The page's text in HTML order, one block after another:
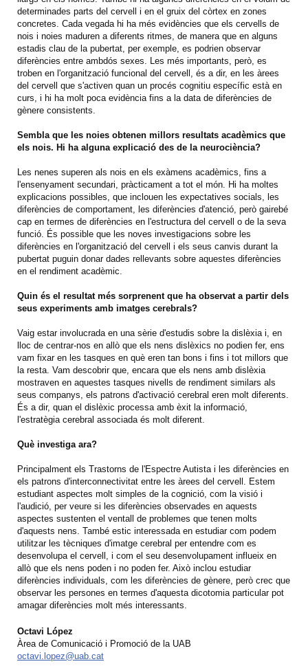
determinades parts del cervell i en el gruix del còrtex en zones
concretes. Cada vegada hi ha més evidències que els cervells de
nois i noies maduren a diferents ritmes, de manera que en alguns
estadis clau de la pubertat, per exemple, es podrien observar
diferències entre ambdós sexes. Les més importants, però, es
troben en l'organització funcional del cervell, és a dir, en les àrees
del cervell que s'activen quan un procés cognitiu específic està en
curs, i hi ha molt poca evidència fins a la data de diferències de
gènere consistents.
Sembla que les noies obtenen millors resultats acadèmics que
els nois. Hi ha alguna explicació des de la neurociència?
Les nenes superen als nois en els exàmens acadèmics, fins a
l'ensenyament secundari, pràcticament a tot el món. Hi ha moltes
explicacions possibles, que inclouen les expectatives socials, les
diferències de comportament, les diferències d'atenció, però gairebé
cap en termes de diferències en l'estructura del cervell o de la seva
funció. És possible que les noves investigacions sobre les
diferències en l'organització del cervell i els seus canvis durant la
pubertat puguin donar dades rellevants sobre aquestes diferències
en el rendiment acadèmic.
Quin és el resultat més sorprenent que ha observat a partir dels
seus experiments amb imatges cerebrals?
Vaig estar involucrada en una sèrie d'estudis sobre la dislèxia i, en
lloc de centrar-nos en allò que els nens dislèxics no podien fer, ens
vam fixar en les tasques en què eren tan bons i fins i tot millors que
la resta. Vam descobrir que, encara que els nens amb dislèxia
mostraven en aquestes tasques nivells de rendiment similars als
seus companys, els patrons d'activació cerebral eren molt diferents.
És a dir, quan el dislèxic processa amb èxit la informació,
l'estratègia cerebral associada és molt diferent.
Què investiga ara?
Principalment els Trastorns de l'Espectre Autista i les diferències en
els patrons d'interconnectivitat entre les àrees del cervell. Estem
estudiant aspectes molt simples de la cognició, com la visió i
l'audició, per veure si les diferències observades en aquests
aspectes sustenten el ventall de problemes que tenen molts
d'aquests nens. També estic interessada en estudiar com podem
utilitzar les tècniques d'imatge cerebral per entendre com es
desenvolupa el cervell, i com el seu desenvolupament influeix en
allò que els nens poden i no poden fer. Això inclou estudiar
diferències individuals, com les diferències de gènere, però crec que
observar les persones en termes d'aquesta dicotomia particular pot
amagar diferències molt més interessants.
Octavi López
Àrea de Comunicació i Promoció de la UAB
octavi.lopez@uab.cat